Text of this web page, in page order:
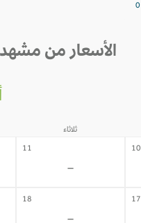
الأسعار من مشهد إلى
ثلاثاء
10
11
-
17
18